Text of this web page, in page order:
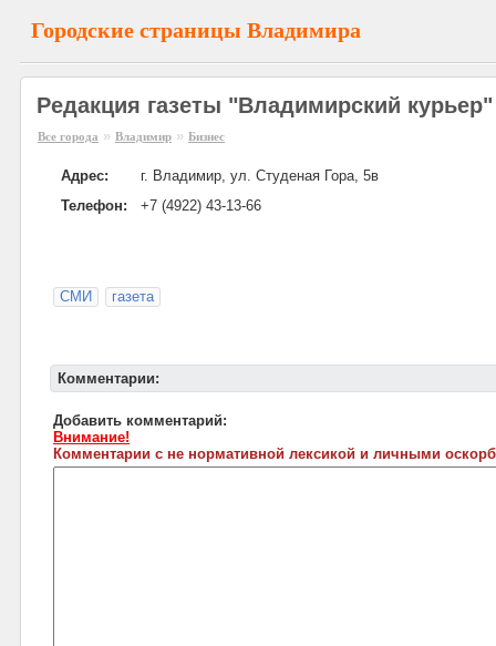
Городские страницы Владимира
Редакция газеты "Владимирский курьер"
Все города » Владимир » Бизнес
Адрес:
г. Владимир, ул. Студеная Гора, 5в
Телефон:
+7 (4922) 43-13-66
СМИ газета
Комментарии:
Добавить комментарий:
Внимание!
Комментарии с не нормативной лексикой и личными